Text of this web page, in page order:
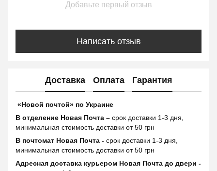
Добавьте первый отзыв
Написать отзыв
Доставка Оплата Гарантия
«Новой почтой» по Украине
В отделение Новая Почта – срок доставки 1-3 дня,
минимальная стоимость доставки от 50 грн
В почтомат Новая Почта - срок доставки 1-3 дня,
минимальная стоимость доставки от 50 грн
Адресная доставка курьером Новая Почта до двери -